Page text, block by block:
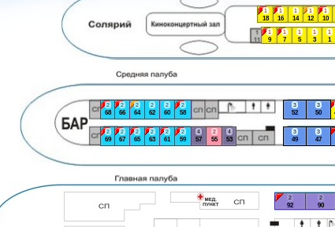
1
1
1
10
1
12
1
14
1
16
1
18
1
3
3
47
3
49
1
5
3
50
3
52
4
53
2
55
4
57
2
58
2
59
2
60
2
61
2
62
2
63
2
64
2
65
2
66
2
67
2
68
2
69
1
7
1
9
2
90
2
92